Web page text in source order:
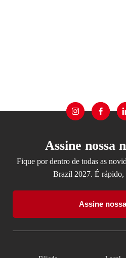
Assine nossa
Fique por dentro de todas as
Brazil 2027. É rápido,
Assine